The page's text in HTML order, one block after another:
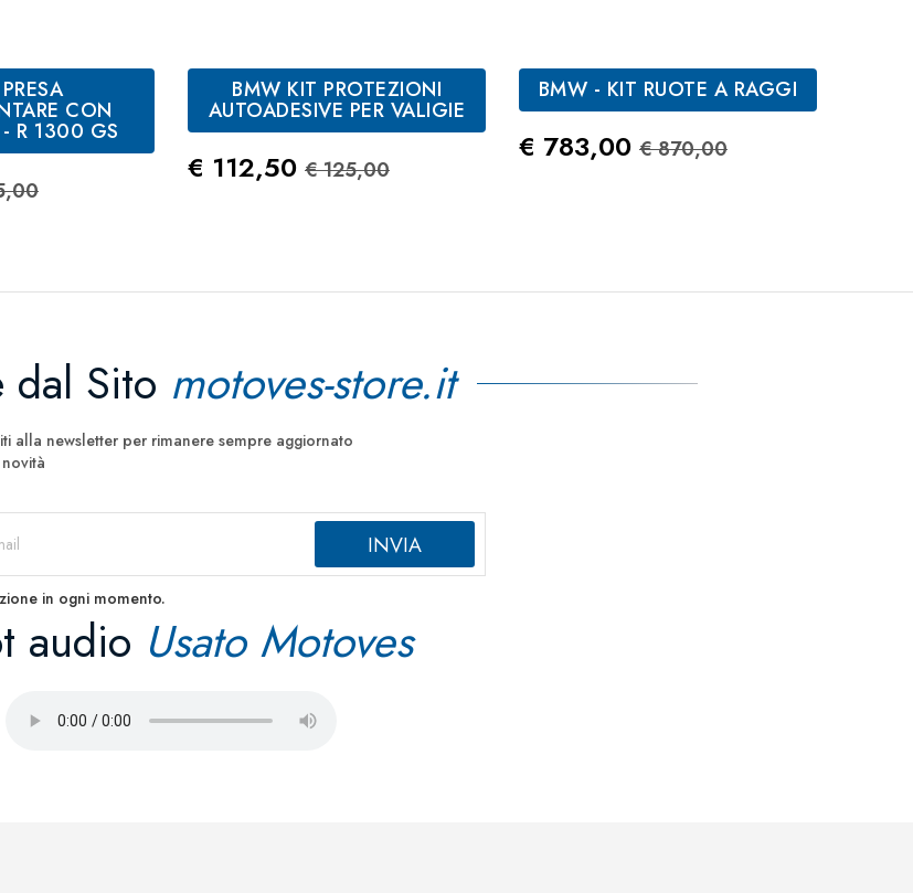
CON
- R 1300 GS
Standard
BMW KIT PROTEZIONI
AUTOADESIVE PER VALIGIE
Prezzo
€ 112,50 Prezzo Standard
€ 125,00
BMW - KIT RUOTE A RAGGI
Prezzo
€ 783,00 Prezzo Standard
€ 870,00
dal Sito motoves-store.it
alla newsletter per rimanere sempre aggiornato
in ogni momento.
audio Usato Motoves